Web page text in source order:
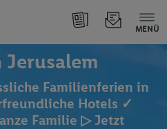
MENÜ
Familienferien in
Hotels ✓
Familie ▷ Jetzt